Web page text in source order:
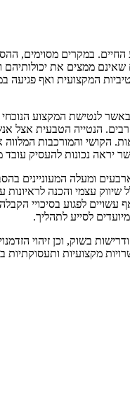
במקרים מסוימים,
ממצים את
המקצועית ואף
לנטישת המקצוע
רבים. הנטייה הטבעית
הקושי והמורכבות
יראה נכונות להעסיק
ומעלה המעוניינים
עצמי והכנה לראיונות
עשויים לפגוע
לסייע לתהליך.
בשוק, וכן זיהוי
מקצועיות